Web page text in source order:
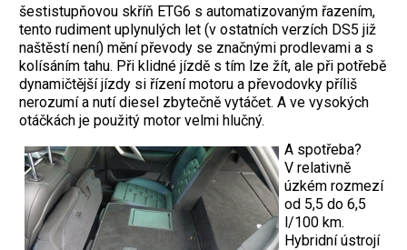
šestistupňovou skříň ETG6 s automatizovaným řazením,
tento rudiment uplynulých let (v ostatních verzích DS5 již
naštěstí není) mění převody se značnými prodlevami a s
kolísáním tahu. Při klidné jízdě s tím lze žít, ale při potřebě
dynamičtější jízdy si řízení motoru a převodovky příliš
nerozumí a nutí diesel zbytečně vytáčet. A ve vysokých
otáčkách je použitý motor velmi hlučný.
A spotřeba?
V relativně
úzkém rozmezí
od 5,5 do 6,5
l/100 km.
Hybridní ústrojí